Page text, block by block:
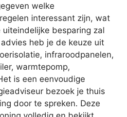
welke
interessant zijn, wat
besparing zal
heb je de keuze uit
infraroodpanelen,
warmtepomp,
is een eenvoudige
bezoek je thuis
door te spreken. Deze